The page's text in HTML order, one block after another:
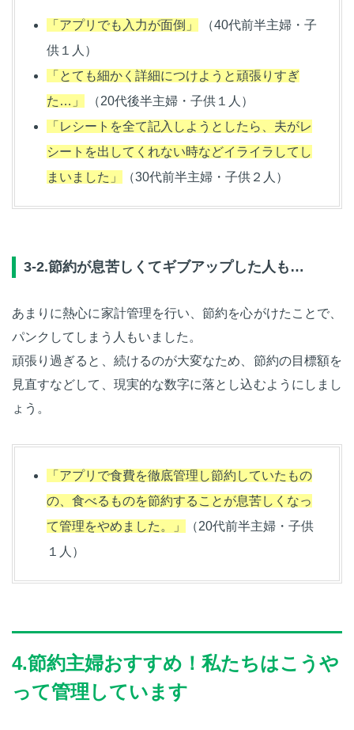
「アプリでも入力が面倒」
（40代前半主婦・子
供１人）
「とても細かく詳細につけようと頑張りすぎ
た…」
（20代後半主婦・子供１人）
「レシートを全て記入しようとしたら、夫がレ
シートを出してくれない時などイライラしてし
まいました」
（30代前半主婦・子供２人）
3-2.節約が息苦しくてギブアップした人も…
あまりに熱心に家計管理を行い、節約を心がけたことで、
パンクしてしまう人もいました。
頑張り過ぎると、続けるのが大変なため、節約の目標額を
見直すなどして、現実的な数字に落とし込むようにしまし
ょう。
「アプリで食費を徹底管理し節約していたもの
の、食べるものを節約することが息苦しくなっ
て管理をやめました。」
（20代前半主婦・子供
１人）
4.節約主婦おすすめ！私たちはこうや
って管理しています